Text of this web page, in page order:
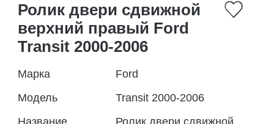
Ролик двери сдвижной
верхний правый Ford
Transit 2000-2006
Марка
Ford
Модель
Transit 2000-2006
Название
Ролик двери сдвижной